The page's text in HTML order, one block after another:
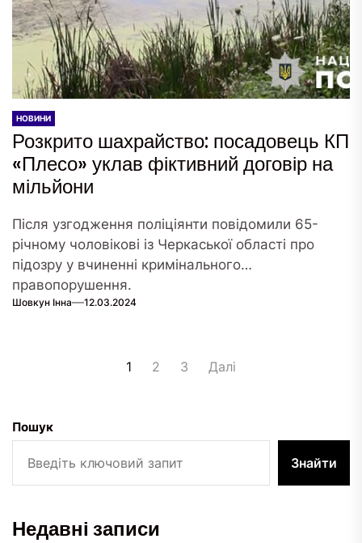
НОВИНИ
Розкрито шахрайство: посадовець КП
«Плесо» уклав фіктивний договір на
мільйони
Після узгодження поліціянти повідомили 65-
річному чоловікові із Черкаської області про
підозру у вчиненні кримінального
правопорушення.
Шовкун Інна 12.03.2024
1 2 3 Далі
Пошук
Знайти
Недавні записи